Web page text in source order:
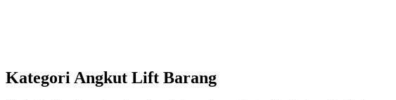
Kategori Angkut Lift Barang